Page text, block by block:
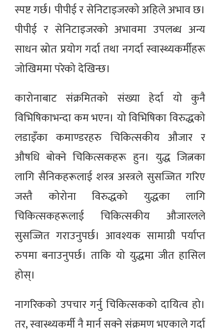
स्पष्ट गर्छ। पीपीई र सेनिटाइजरको अहिले अभाव छ।
पीपीई र सेनिटाइजरको अभावमा उपलब्ध अन्य
साधन स्रोत प्रयोग गर्दा तथा नगर्दा स्वास्थ्यकर्मीहरू
जोखिममा परेको देखिन्छ।
कारोनाबाट संक्रमितको संख्या हेर्दा यो कुनै
विभिषिकाभन्दा कम भएन। यो विभिषिका विरुद्धको
लडाइँका कमाण्डरहरु चिकित्सकीय औजार र
औषधि बोक्ने चिकित्सकहरू हुन। युद्ध जित्नका
लागि सैनिकहरूलाई शस्त्र अस्त्रले सुसज्जित गरिए
जस्तै कोरोना विरुद्धको युद्धका लागि
चिकित्सकहरूलाई चिकित्सकीय औजारलले
सुसज्जित गराउनुपर्छ। आवश्यक सामाग्री पर्याप्त
रुपमा बनाउनुपर्छ। ताकि यो युद्धमा जीत हासिल
होस्।
नागरिकको उपचार गर्नु चिकित्सकको दायित्व हो।
तर, स्वास्थ्यकर्मी नै मार्न सक्ने संक्रमण भएकाले गर्दा